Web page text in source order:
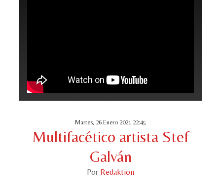
Martes, 26 Enero 2021 22:45
Multifacético artista Stef
Galván
Por Redaktion